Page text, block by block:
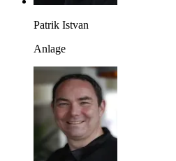
Patrik Istvan
Anlage